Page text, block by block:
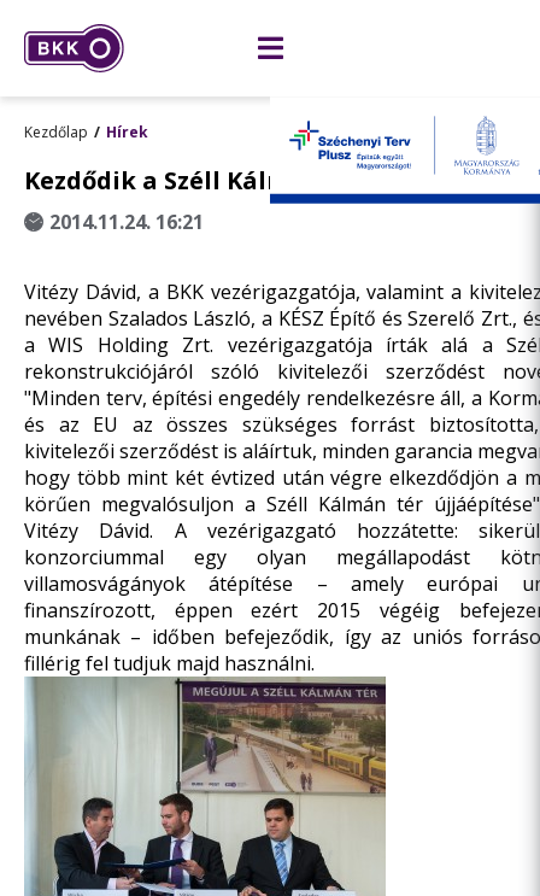
Kezdőlap Hírek
Kezdődik a Széll Kálmán tér felújítása
2014.11.24. 16:21
Vitézy Dávid, a BKK vezérigazgatója, valamint a
nevében Szalados László, a KÉSZ Építő és Szerelő Zrt.,
a WIS Holding Zrt. vezérigazgatója írták alá a
rekonstrukciójáról szóló kivitelezői szerződést
"Minden terv, építési engedély rendelkezésre áll, a
és az EU az összes szükséges forrást
kivitelezői szerződést is aláírtuk, minden garancia
hogy több mint két évtized után végre elkezdődjön a
körűen megvalósuljon a Széll Kálmán tér
Vitézy Dávid. A vezérigazgató hozzátette:
konzorciummal egy olyan megállapodást
villamosvágányok átépítése – amely európai
finanszírozott, éppen ezért 2015 végéig
munkának – időben befejeződik, így az uniós
fillérig fel tudjuk majd használni.